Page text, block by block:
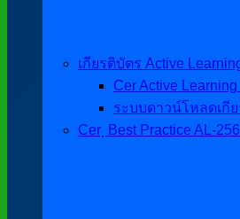
เกียรติบัตร Active
Cer Active
ระบบดาวน์โหลดเกี
Cer ฺ Best Practice AL-